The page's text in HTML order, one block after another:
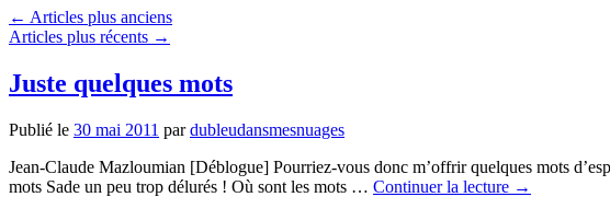
← Articles plus anciens
Articles plus récents →
Juste quelques mots
Publié le 30 mai 2011 par dubleudansmesnuages
Jean-Claude Mazloumian [Déblogue] Pourriez-vous donc m’offrir quelques mots
mots Sade un peu trop délurés ! Où sont les mots … Continuer la lecture →